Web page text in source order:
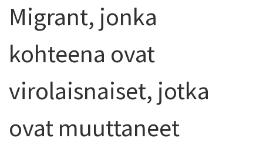
Migrant, jonka
kohteena ovat
virolaisnaiset, jotka
ovat muuttaneet